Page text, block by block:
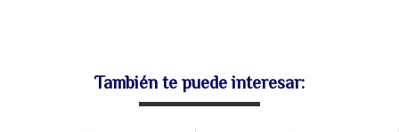
También te puede interesar: